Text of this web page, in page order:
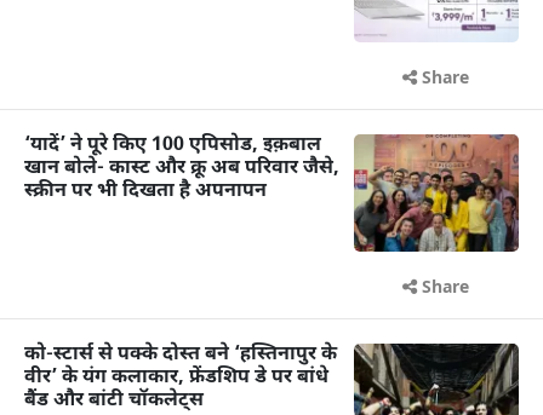
Share
‘यादें’ ने पूरे किए 100 एपिसोड, इक़बाल
खान बोले- कास्ट और क्रू अब परिवार जैसे,
स्क्रीन पर भी दिखता है अपनापन
Share
को-स्टार्स से पक्के दोस्त बने ‘हस्तिनापुर के
वीर’ के यंग कलाकार, फ्रेंडशिप डे पर बांधे
बैंड और बांटी चॉकलेट्स